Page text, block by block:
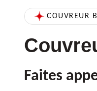
COUVREUR
Faites